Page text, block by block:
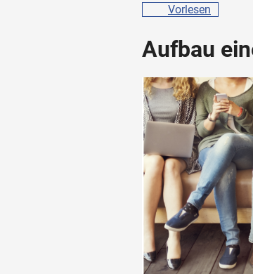
Vorlesen
Aufbau